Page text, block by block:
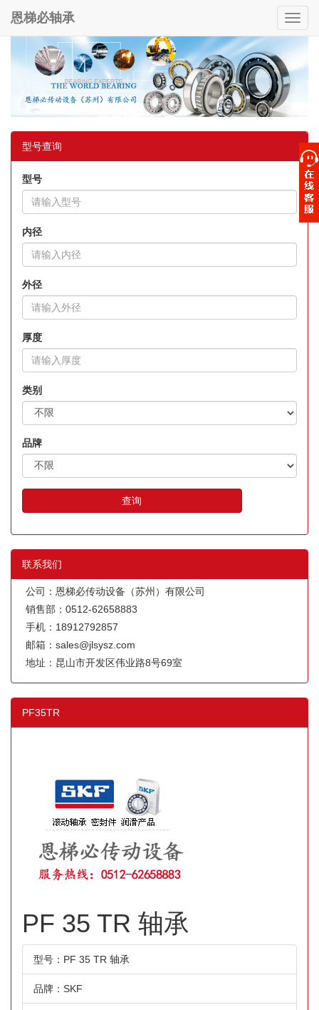
恩梯必轴承
型号查询
型号
内径
外径
厚度
类别
品牌
查询
联系我们
公司：恩梯必传动设备（苏州）有限公司
销售部：0512-62658883
手机：18912792857
邮箱：sales@jlsysz.com
地址：昆山市开发区伟业路8号69室
PF35TR
PF 35 TR 轴承
型号：PF 35 TR 轴承
品牌：SKF